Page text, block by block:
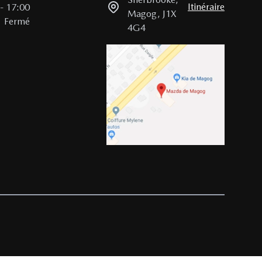
- 17:00
Fermé
Magog, J1X
4G4
Itinéraire